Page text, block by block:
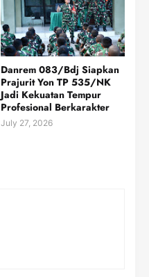
Danrem 083/Bdj Siapkan
Prajurit Yon TP 535/NK
Jadi Kekuatan Tempur
Profesional Berkarakter
July 27, 2026